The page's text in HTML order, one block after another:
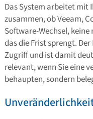
Das System arbeitet mit
zusammen, ob Veeam,
Software-Wechsel,
das die Frist sprengt.
Zugriff und ist damit
relevant, wenn Sie eine
behaupten, sondern